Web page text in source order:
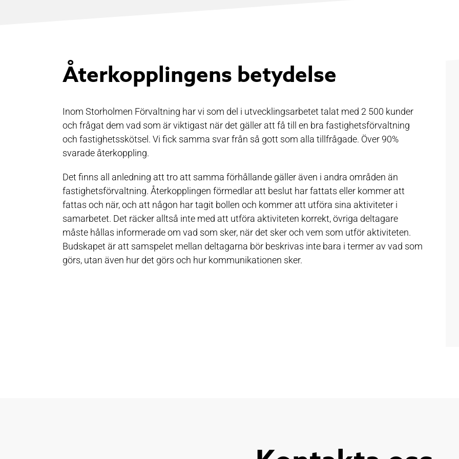
Återkopplingens betydelse
Inom Storholmen Förvaltning har vi som del i utvecklingsarbetet talat med 2 500 kunder
och frågat dem vad som är viktigast när det gäller att få till en bra fastighetsförvaltning
och fastighetsskötsel. Vi fick samma svar från så gott som alla tillfrågade. Över 90%
svarade återkoppling.
Det finns all anledning att tro att samma förhållande gäller även i andra områden än
fastighetsförvaltning. Återkopplingen förmedlar att beslut har fattats eller kommer att
fattas och när, och att någon har tagit bollen och kommer att utföra sina aktiviteter i
samarbetet. Det räcker alltså inte med att utföra aktiviteten korrekt, övriga deltagare
måste hållas informerade om vad som sker, när det sker och vem som utför aktiviteten.
Budskapet är att samspelet mellan deltagarna bör beskrivas inte bara i termer av vad som
görs, utan även hur det görs och hur kommunikationen sker.